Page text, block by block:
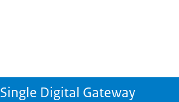
Single Digital Gateway